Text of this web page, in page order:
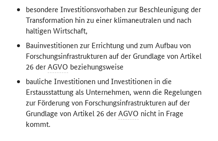
besondere Investitionsvorhaben zur Beschleunigung der
Transformation hin zu einer klimaneutralen und nach
haltigen Wirtschaft,
Bauinvestitionen zur Errichtung und zum Aufbau von
Forschungsinfrastrukturen auf der Grundlage von Artikel
26 derAGVO beziehungsweise
bauliche Investitionen und Investitionen in die
Erstausstattung als Unternehmen, wenn die Regelungen
zur Förderung von Forschungsinfrastrukturen auf der
Grundlage von Artikel 26 derAGVO nicht in Frage
kommt.